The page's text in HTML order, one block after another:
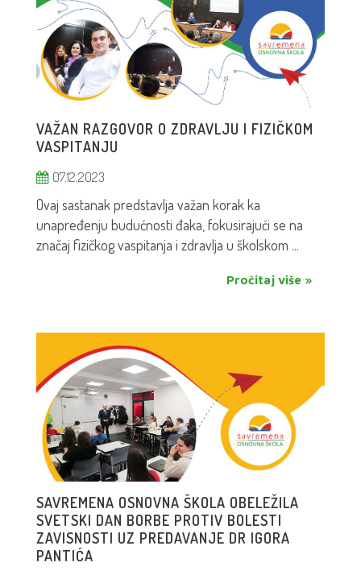
VAŽAN RAZGOVOR O ZDRAVLJU I FIZIČKOM
VASPITANJU
07.12.2023
Ovaj sastanak predstavlja važan korak ka
unapređenju budućnosti đaka, fokusirajući se na
značaj fizičkog vaspitanja i zdravlja u školskom ...
Pročitaj više »
SAVREMENA OSNOVNA ŠKOLA OBELEŽILA
SVETSKI DAN BORBE PROTIV BOLESTI
ZAVISNOSTI UZ PREDAVANJE DR IGORA
PANTIĆA